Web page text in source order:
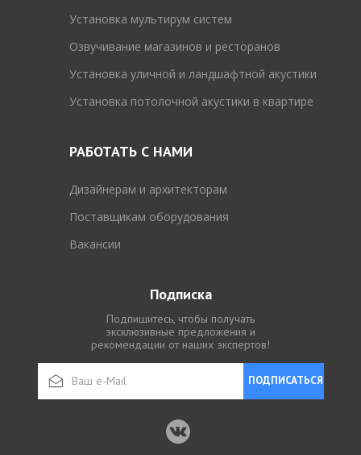
Установка мультирум систем
Озвучивание магазинов и ресторанов
Установка уличной и ландшафтной акустики
Установка потолочной акустики в квартире
РАБОТАТЬ С НАМИ
Дизайнерам и архитекторам
Поставщикам оборудования
Вакансии
Подписка
Подпишитесь, чтобы получать
эксклюзивные предложения и
рекомендации от наших экспертов!
ПОДПИСАТЬСЯ